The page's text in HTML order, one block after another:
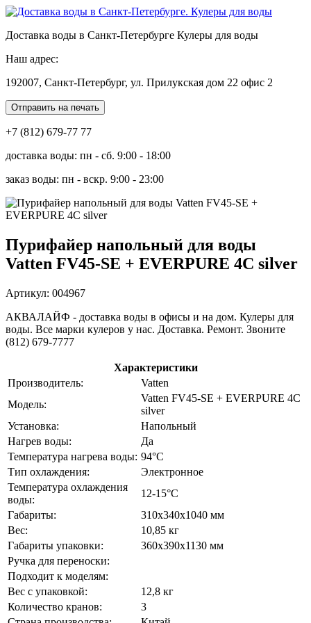
Доставка воды в Санкт-Петербурге Кулеры для воды
Наш адрес:
192007, Санкт-Петербург, ул. Прилукская дом 22 офис 2
Отправить на печать
+7 (812) 679-77 77
доставка воды: пн - сб. 9:00 - 18:00
заказ воды: пн - вскр. 9:00 - 23:00
Пурифайер напольный для воды
Vatten FV45-SE + EVERPURE 4C silver
Артикул: 004967
АКВАЛАЙФ - доставка воды в офисы и на дом. Кулеры для
воды. Все марки кулеров у нас. Доставка. Ремонт. Звоните
(812) 679-7777
Характеристики
Производитель:
Vatten
Модель:
Vatten FV45-SE + EVERPURE 4C
silver
Установка:
Напольный
Нагрев воды:
Да
Температура нагрева воды: 94°C
Тип охлаждения:
Электронное
Температура охлаждения
воды:
12-15°C
Габариты:
310х340х1040 мм
Вес:
10,85 кг
Габариты упаковки:
360х390х1130 мм
Ручка для переноски:
Подходит к моделям:
Вес с упаковкой:
12,8 кг
Количество кранов:
3